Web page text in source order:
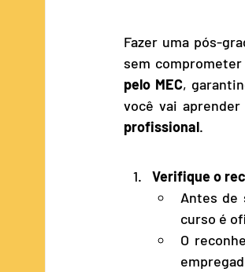
Fazer uma pós-
sem
pelo MEC,
você vai
profissional.
Verifique o
Antes de
curso é
O